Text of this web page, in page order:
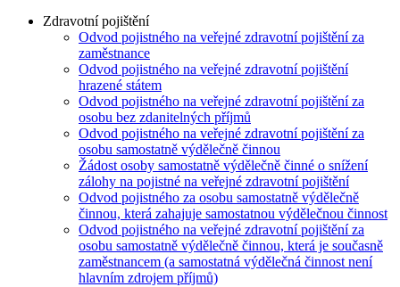
Zdravotní pojištění
Odvod pojistného na veřejné zdravotní pojištění za
zaměstnance
Odvod pojistného na veřejné zdravotní pojištění
hrazené státem
Odvod pojistného na veřejné zdravotní pojištění za
osobu bez zdanitelných příjmů
Odvod pojistného na veřejné zdravotní pojištění za
osobu samostatně výdělečně činnou
Žádost osoby samostatně výdělečně činné o snížení
zálohy na pojistné na veřejné zdravotní pojištění
Odvod pojistného za osobu samostatně výdělečně
činnou, která zahajuje samostatnou výdělečnou činnost
Odvod pojistného na veřejné zdravotní pojištění za
osobu samostatně výdělečně činnou, která je současně
zaměstnancem (a samostatná výdělečná činnost není
hlavním zdrojem příjmů)